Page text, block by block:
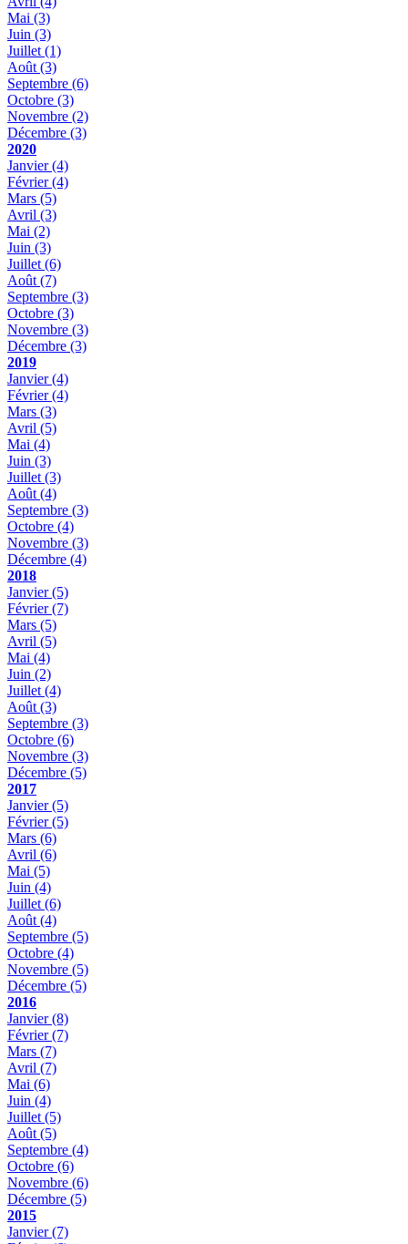
Mai (3)
Juin (3)
Juillet (1)
Août (3)
Septembre (6)
Octobre (3)
Novembre (2)
Décembre (3)
2020
Janvier(4)
Février(4)
Mars (5)
Avril (3)
Mai (2)
Juin (3)
Juillet (6)
Août (7)
Septembre (3)
Octobre (3)
Novembre (3)
Décembre (3)
2019
Janvier(4)
Février(4)
Mars (3)
Avril (5)
Mai (4)
Juin (3)
Juillet (3)
Août (4)
Septembre (3)
Octobre (4)
Novembre (3)
Décembre (4)
2018
Janvier(5)
Février(7)
Mars (5)
Avril (5)
Mai (4)
Juin (2)
Juillet (4)
Août (3)
Septembre (3)
Octobre (6)
Novembre (3)
Décembre (5)
2017
Janvier(5)
Février(5)
Mars (6)
Avril (6)
Mai (5)
Juin (4)
Juillet (6)
Août (4)
Septembre (5)
Octobre (4)
Novembre (5)
Décembre (5)
2016
Janvier(8)
Février(7)
Mars (7)
Avril (7)
Mai (6)
Juin (4)
Juillet (5)
Août (5)
Septembre (4)
Octobre (6)
Novembre (6)
Décembre (5)
2015
Janvier(7)